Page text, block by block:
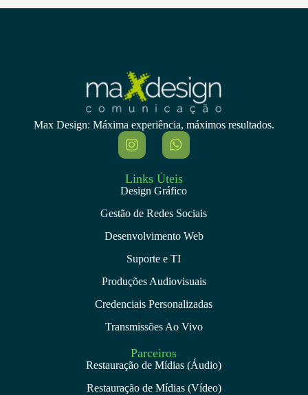
Max Design: Máxima experiência, máximos resultados.
Links Úteis
Design Gráfico
Gestão de Redes Sociais
Desenvolvimento Web
Suporte e TI
Produções Audiovisuais
Credenciais Personalizadas
Transmissões Ao Vivo
Parceiros
Restauração de Mídias (Áudio)
Restauração de Mídias (Vídeo)